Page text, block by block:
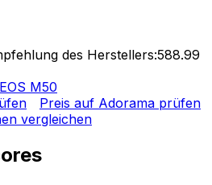
des Herstellers:588.99
M50
Preis auf Adorama prüfen
vergleichen